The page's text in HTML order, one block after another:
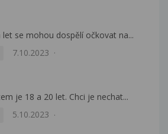
se mohou dospělí očkovat na...
7.10.2023
je 18 a 20 let. Chci je nechat...
5.10.2023